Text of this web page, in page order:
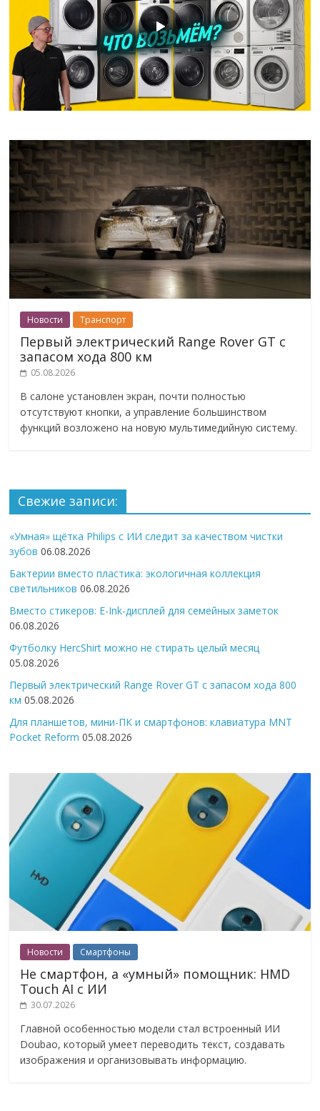
Новости Транспорт
Первый электрический Range Rover GT с
запасом хода 800 км
05.08.2026
В салоне установлен экран, почти полностью
отсутствуют кнопки, а управление большинством
функций возложено на новую мультимедийную систему.
Свежие записи:
«Умная» щётка Philips с ИИ следит за качеством чистки
зубов 06.08.2026
Бактерии вместо пластика: экологичная коллекция
светильников 06.08.2026
Вместо стикеров: E-Ink-дисплей для семейных заметок
06.08.2026
Футболку HercShirt можно не стирать целый месяц
05.08.2026
Первый электрический Range Rover GT с запасом хода 800
км 05.08.2026
Для планшетов, мини-ПК и смартфонов: клавиатура MNT
Pocket Reform 05.08.2026
Новости Смартфоны
Не смартфон, а «умный» помощник: HMD
Touch AI с ИИ
30.07.2026
Главной особенностью модели стал встроенный ИИ
Doubao, который умеет переводить текст, создавать
изображения и организовывать информацию.